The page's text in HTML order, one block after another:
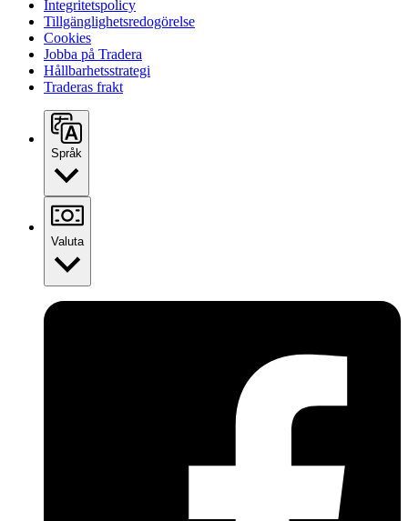
Integritetspolicy
Tillgänglighetsredogörelse
Cookies
Jobba på Tradera
Hållbarhetsstrategi
Traderas frakt
Språk
Valuta